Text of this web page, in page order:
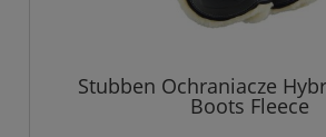
Stubben Ochraniacze
Boots Fleece